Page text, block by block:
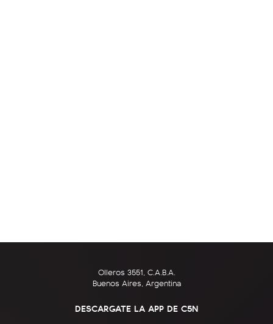
Olleros 3551, C.A.B.A.
Buenos Aires, Argentina
DESCARGATE LA APP DE C5N